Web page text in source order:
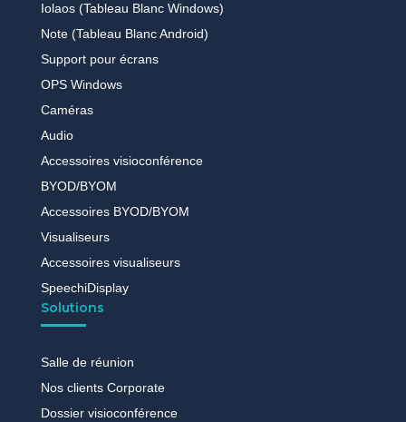
Iolaos (Tableau Blanc Windows)
Note (Tableau Blanc Android)
Support pour écrans
OPS Windows
Caméras
Audio
Accessoires visioconférence
BYOD/BYOM
Accessoires BYOD/BYOM
Visualiseurs
Accessoires visualiseurs
SpeechiDisplay
Solutions
Salle de réunion
Nos clients Corporate
Dossier visioconférence